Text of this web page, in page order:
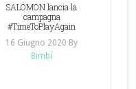
SALOMON lancia la
campagna
#TimeToPlayAgain
16 Giugno 2020 By
Bimbi